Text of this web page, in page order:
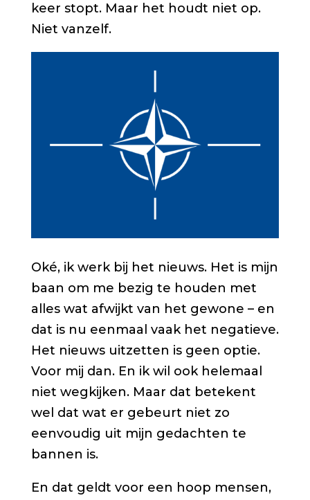
keer stopt. Maar het houdt niet op.
Niet vanzelf.
Oké, ik werk bij het nieuws. Het is mijn
baan om me bezig te houden met
alles wat afwijkt van het gewone – en
dat is nu eenmaal vaak het negatieve.
Het nieuws uitzetten is geen optie.
Voor mij dan. En ik wil ook helemaal
niet wegkijken. Maar dat betekent
wel dat wat er gebeurt niet zo
eenvoudig uit mijn gedachten te
bannen is.
En dat geldt voor een hoop mensen,